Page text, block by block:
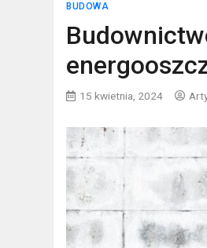
BUDOWA
15 kwietnia, 2024